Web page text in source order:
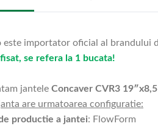
este importator oficial al brandului
se refera la 1 bucata!
jantele Concaver CVR3
are urmatoarea configuratie:
productie a jantei: FlowForm